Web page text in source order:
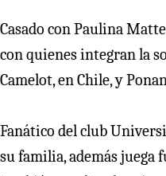
Casado con Paulina
con quienes integran la
Camelot, en Chile, y
Fanático del club
su familia, además juega